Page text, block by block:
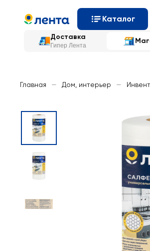
Каталог
Доставка
Гипер Лента
Главная — Дом, интерьер —